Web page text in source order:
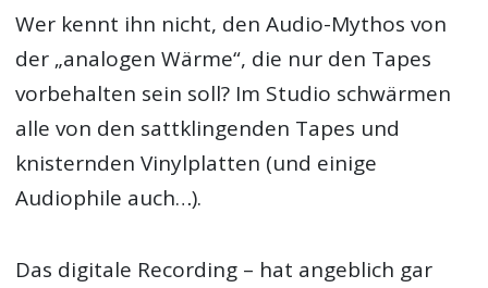
Wer kennt ihn nicht, den Audio-Mythos von
der „analogen Wärme“, die nur den Tapes
vorbehalten sein soll? Im Studio schwärmen
alle von den sattklingenden Tapes und
knisternden Vinylplatten (und einige
Audiophile auch…).
Das digitale Recording – hat angeblich gar